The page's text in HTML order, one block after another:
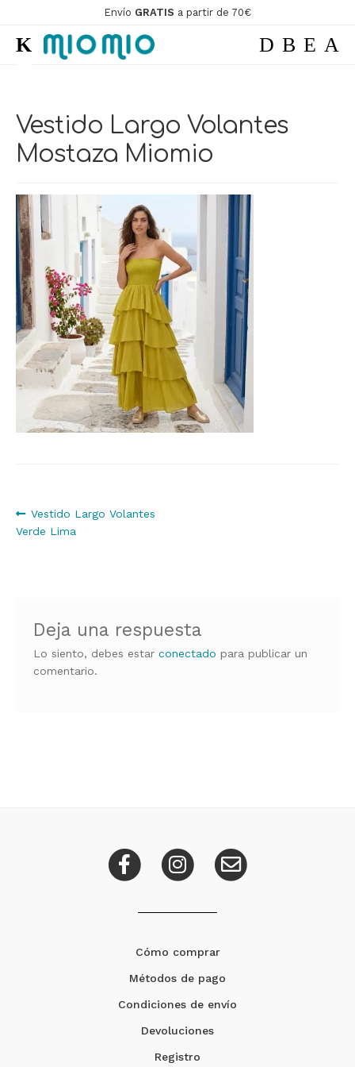
Envío GRATIS a partir de 70€
a
al
Vestido Largo Volantes
Mostaza Miomio
Navegación
de
Anterior:
Vestido Largo Volantes
Verde Lima
Deja una respuesta
Lo siento, debes estarconectado para publicar un
comentario.
Cómo comprar
Métodos de pago
Condiciones de envío
Devoluciones
Registro